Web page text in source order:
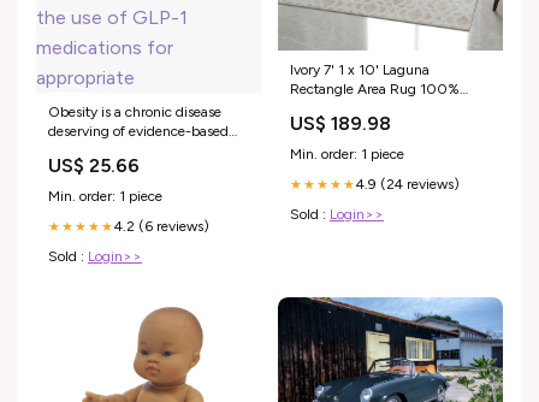
Obesity is a chronic disease
deserving of evidence-based
failure. We welcome today's
news from the World Health
Organization supporting the
use of GLP-1 medications for
US$ 25.66
Min. order: 1 piece
★★★★★4.2 (6 reviews)
Sold : Login>>
Ivory 7' 1 x 10' Laguna
Rectangle Area Rug 100%
Contemporary Carpet for
Bedrooms, Living Room,
Dining, Office 5x8 Free Form
US$ 189.98
Min. order: 1 piece
★★★★★4.9 (24 reviews)
Sold : Login>>